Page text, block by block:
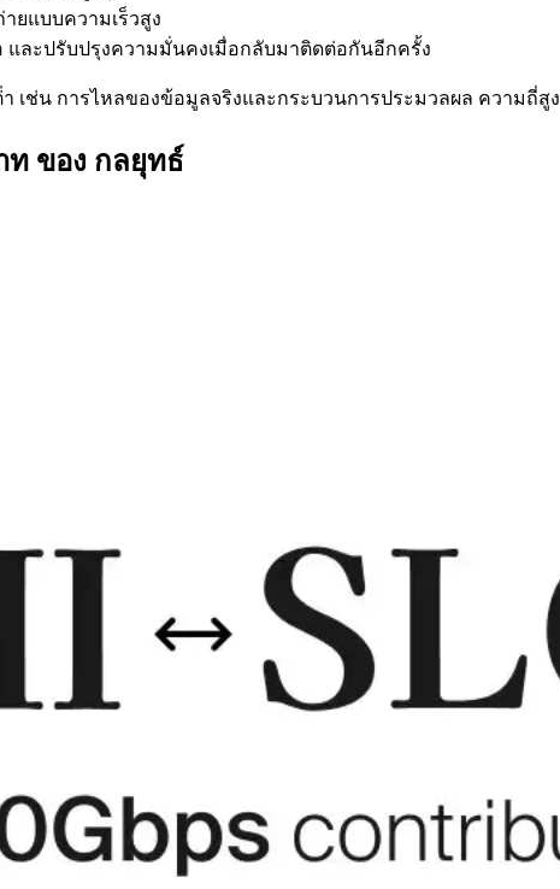
ยแบบความเร็วสูง
และปรับปรุงความมั่นคงเมื่อกลับมาติดต่อกันอีกครั้ง
เช่น การไหลของข้อมูลจริงและกระบวนการประมวลผล ความถี่สูง
ท ของ กลยุทธ์